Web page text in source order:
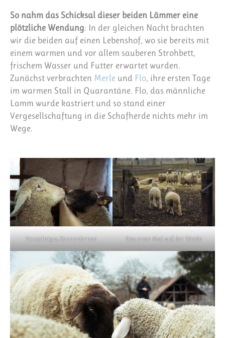
So nahm das Schicksal dieser beiden Lämmer eine
plötzliche Wendung: In der gleichen Nacht brachten
wir die beiden auf einen Lebenshof, wo sie bereits mit
einem warmen und vor allem sauberen Strohbett,
frischem Wasser und Futter erwartet wurden.
Zunächst verbrachten Merle und Flo, ihre ersten Tage
im warmen Stall in Quarantäne. Flo, das männliche
Lamm wurde kastriert und so stand einer
Vergesellschaftung in die Schafherde nichts mehr im
Wege.
Vorsichtiges Kennenlernen Das erste Mal auf der Weide